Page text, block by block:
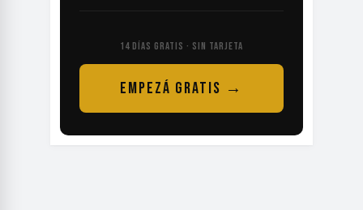
14 DÍAS GRATIS · SIN TARJETA
EMPEZÁ GRATIS →